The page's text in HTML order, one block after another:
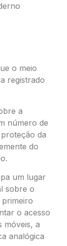
o meio
registrado
a
número de
da
do
um lugar
sobre o
o acesso
móveis, a
analógica